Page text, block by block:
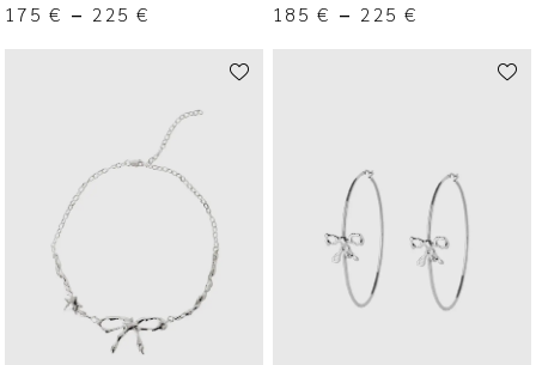
175 € – 225€ 185 € – 225€